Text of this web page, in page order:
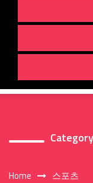
Home 스포츠